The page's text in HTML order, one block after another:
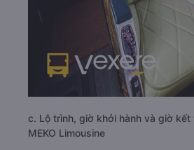
c. Lộ trình, giờ khởi hành và giờ
MEKO Limousine